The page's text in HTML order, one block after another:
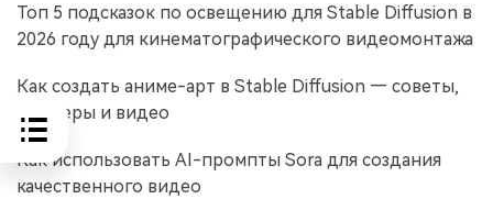
Топ 5 подсказок по освещению для Stable Diffusion в
2026 году для кинематографического видеомонтажа
Как создать аниме-арт в Stable Diffusion — советы,
примеры и видео
Как использовать AI-промпты Sora для создания
качественного видео